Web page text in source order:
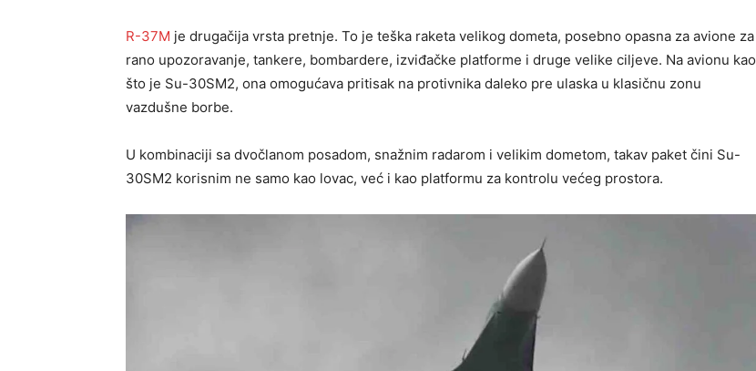
R-37M je drugačija vrsta pretnje. To je teška raketa velikog dometa, posebno opasna za avione za
rano upozoravanje, tankere, bombardere, izviđačke platforme i druge velike ciljeve. Na avionu kao
što je Su-30SM2, ona omogućava pritisak na protivnika daleko pre ulaska u klasičnu zonu
vazdušne borbe.
U kombinaciji sa dvočlanom posadom, snažnim radarom i velikim dometom, takav paket čini Su-
30SM2 korisnim ne samo kao lovac, već i kao platformu za kontrolu većeg prostora.